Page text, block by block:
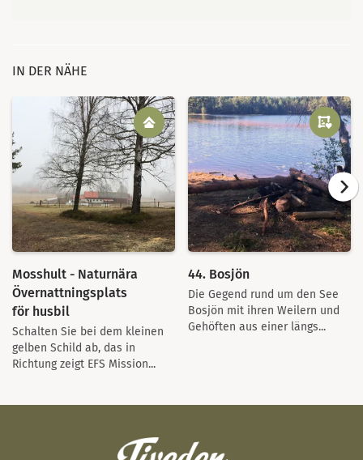
IN DER NÄHE
Mosshult - Naturnära
Övernattningsplats
för husbil
Schalten Sie bei dem kleinen
gelben Schild ab, das in
Richtung zeigt EFS Mission...
44. Bosjön
Die Gegend rund um den See
Bosjön mit ihren Weilern und
Gehöften aus einer längs...